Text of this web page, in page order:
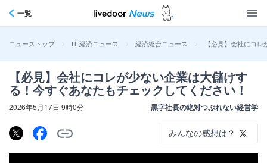
一覧
ニューストップ > IT 経済ニュース > 経済総合ニュース > 【必見】会社にコ
【必見】会社にコレが少ない企業は大儲けす
る！今すぐあなたもチェックしてください！
2026年5月17日 9時0分 黒字社長の絶対つぶれない経営学
みんなの感想は？